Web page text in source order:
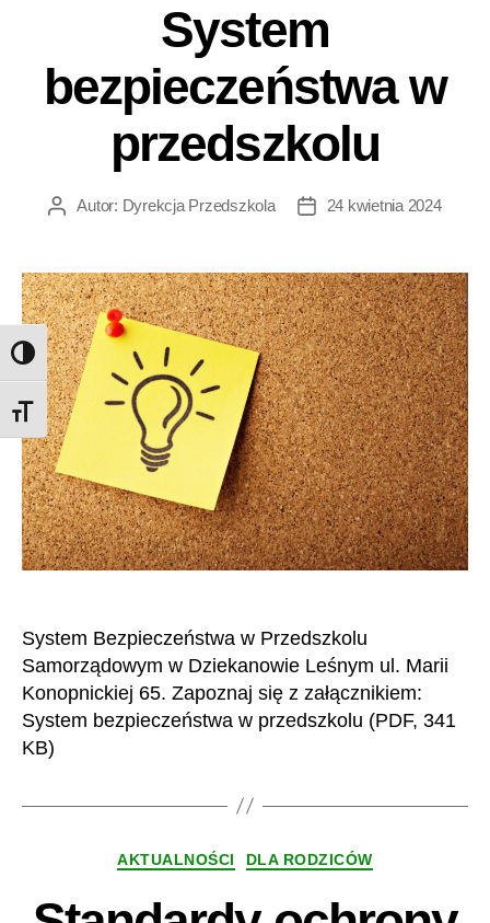
TOGGLE HIGH CONTRAST
TOGGLE FONT SIZE
System
bezpieczeństwa w
przedszkolu
AutorAutor: Dyrekcja Przedszkola
Data24 kwietnia 2024
System Bezpieczeństwa w Przedszkolu
Samorządowym w Dziekanowie Leśnym ul. Marii
Konopnickiej 65. Zapoznaj się z załącznikiem:
System bezpieczeństwa w przedszkolu (PDF, 341
KB)
Kategorie
AKTUALNOŚCI DLA RODZICÓW